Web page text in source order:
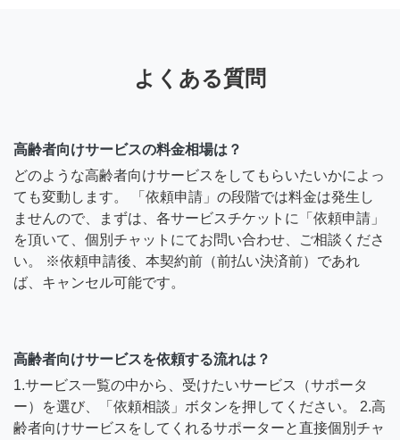
よくある質問
高齢者向けサービスの料金相場は？
どのような高齢者向けサービスをしてもらいたいかによっ
ても変動します。 「依頼申請」の段階では料金は発生し
ませんので、まずは、各サービスチケットに「依頼申請」
を頂いて、個別チャットにてお問い合わせ、ご相談くださ
い。 ※依頼申請後、本契約前（前払い決済前）であれ
ば、キャンセル可能です。
高齢者向けサービスを依頼する流れは？
1.サービス一覧の中から、受けたいサービス（サポータ
ー）を選び、「依頼相談」ボタンを押してください。 2.高
齢者向けサービスをしてくれるサポーターと直接個別チャ